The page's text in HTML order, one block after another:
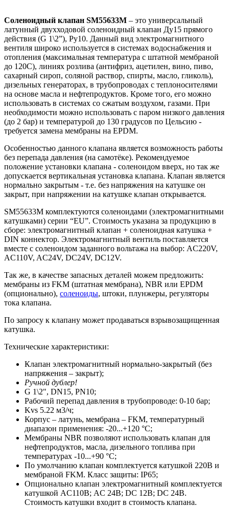
Соленоидный клапан SM55633M – это универсальный
латунный двухходовой соленоидный клапан Ду15 прямого
действия (G 1\2”), Ру10. Данный вид электромагнитного
вентиля широко используется в системах водоснабжения и
отопления (максимальная температура с штатной мембраной
до 120С), линиях розлива (антифриз, ацетилен, вино, пиво,
сахарный сироп, соляной раствор, спирты, масло, гликоль),
дизельных генераторах, в трубопроводах с теплоносителями
на основе масла и нефтепродуктов. Кроме того, его можно
использовать в системах со сжатым воздухом, газами. При
необходимости можно использовать с паром низкого давления
(до 2 бар) и температурой до 130 градусов по Цельсию -
требуется замена мембраны на EPDM.
Особенностью данного клапана является возможность работы
без перепада давления (на самотёке). Рекомендуемое
положение установки клапана - соленоидом вверх, но так же
допускается вертикальная установка клапана. Клапан является
нормально закрытым - т.е. без напряжения на катушке он
закрыт, при напряжении на катушке клапан открывается.
SM55633M комплектуются соленоидами (электромагнитными
катушками) серии “EU”. Стоимость указана за продукцию в
сборе: электромагнитный клапан + соленоидная катушка +
DIN коннектор. Электромагнитный вентиль поставляется
вместе с соленоидом заданного вольтажа на выбор: AC220V,
AC110V, AC24V, DC24V, DC12V.
Так же, в качестве запасных деталей можем предложить:
мембраны из FKM (штатная мембрана), NBR или EPDM
(опционально), соленоиды, штоки, плунжеры, регуляторы
тока клапана.
По запросу к клапану может продаваться взрывозащищенная
катушка.
Технические характеристики:
Клапан электромагнитный нормально-закрытый (без
напряжения – закрыт);
Ручной дублер!
G 1\2", DN15, PN10;
Рабочий перепад давления в трубопроводе: 0-10 бар;
Kvs 5.22 м3/ч;
Корпус – латунь, мембрана – FKM, температурный
диапазон применения: -20...+120 °С;
Мембраны NBR позволяют использовать клапан для
нефтепродуктов, масла, дизельного топлива при
температурах -10...+90 °С;
По умолчанию клапан комплектуется катушкой 220В и
мембраной FKM. Класс защиты: IP65;
Опционально клапан электромагнитный комплектуется
катушкой AC110В; AC 24В; DC 12В; DC 24В.
Стоимость катушки входит в стоимость клапана.